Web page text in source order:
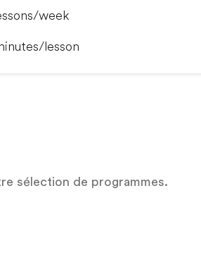
week
lesson
sélection de programmes.